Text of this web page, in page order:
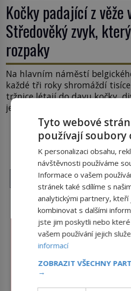
Kočky padající z věže
Středověký zvyk,
rozpaky
Na hlavním náměstí
každé tři roky shromáždí
tržnice létají do davu kočky,
je chytit. Naštěstí už nejde o
jenom o plyšové suvenýry.
Tato veselá podívaná
nejpodivnějších a zároveň
DALŠÍ ČLÁNKY Z
Tyto webové
používají soubory
K personalizaci obsahu,
návštěvnosti používáme
Informace o vašem
stránek také sdílíme s
analytickými partnery, kteří
kombinovat s dalšími
jste jim poskytli nebo
vašem používání jejich
informací
ZOBRAZIT VŠECHNY
→